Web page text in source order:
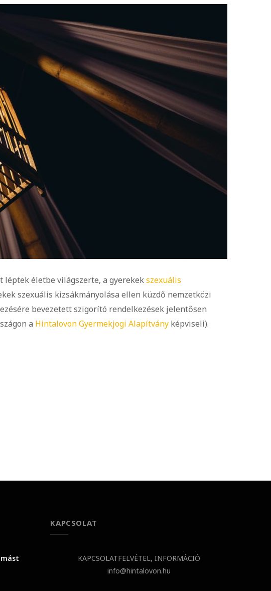
léptek életbe világszerte, a gyerekekszexuális
szexuális kizsákmányolása ellen küzdő nemzetközi
bevezetett szigorító rendelkezések jelentősen
a Hintalovon Gyermekjogi Alapítvány képviseli).
KAPCSOLAT
KAPCSOLATFELVÉTEL, INFORMÁCIÓ
info@hintalovon.hu